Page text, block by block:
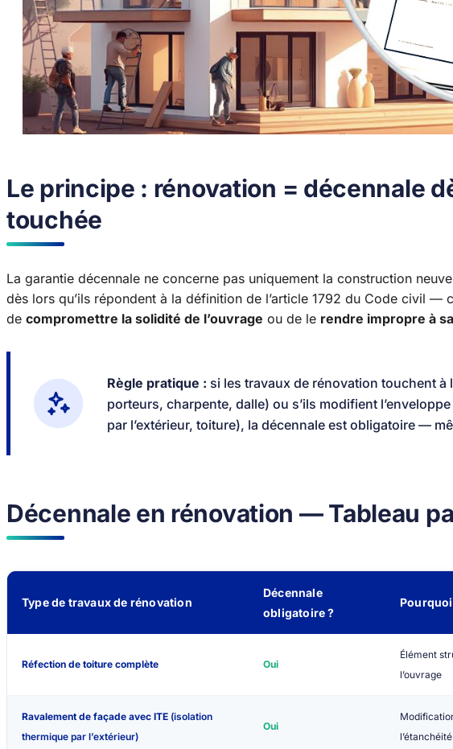
Le principe : rénovation = décennale
touchée
La garantie décennale ne concerne pas uniquement la construction
dès lors qu’ils répondent à la définition de l’article 1792 du Code civil —
de compromettre la solidité de l’ouvrage ou de le rendre impropre à
Règle pratique : si les travaux de rénovation touchent
porteurs, charpente, dalle) ou s’ils modifient
par l’extérieur, toiture), la décennale est obligatoire —
Décennale en rénovation — Tableau
Type de travaux de rénovation
Décennale
obligatoire ?
Réfection de toiture complète Oui
Élément
l’ouvrage
Ravalement de façade avec ITE (isolation
thermique par l’extérieur)
Oui
l’étanchéité